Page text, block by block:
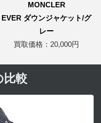
MONCLER
EVER ダウンジャケット/グ
レー
買取価格：20,000円
比較